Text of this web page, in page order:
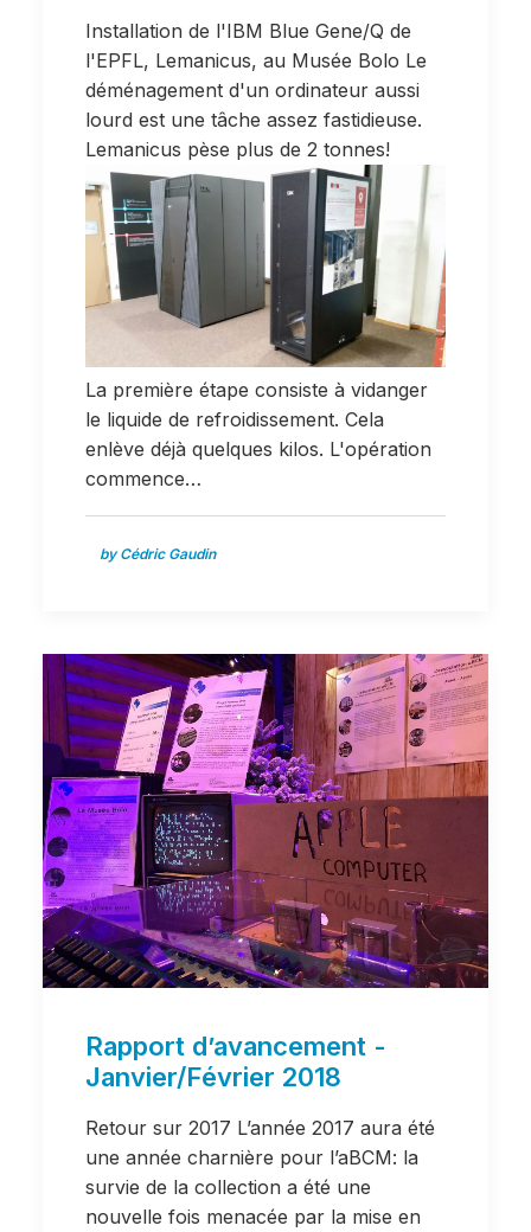
Installation de l'IBM Blue Gene/Q de
l'EPFL, Lemanicus, au Musée Bolo Le
déménagement d'un ordinateur aussi
lourd est une tâche assez fastidieuse.
Lemanicus pèse plus de 2 tonnes!
La première étape consiste à vidanger
le liquide de refroidissement. Cela
enlève déjà quelques kilos. L'opération
commence…
by Cédric Gaudin
Rapport d’avancement -
Janvier/Février 2018
Retour sur 2017 L’année 2017 aura été
une année charnière pour l’aBCM: la
survie de la collection a été une
nouvelle fois menacée par la mise en